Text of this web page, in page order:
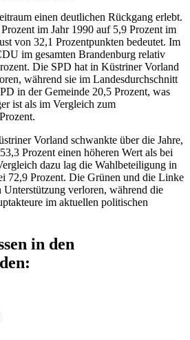
einen deutlichen Rückgang erlebt.
im Jahr 1990 auf 5,9 Prozent im
von 32,1 Prozentpunkten bedeutet. Im
im gesamten Brandenburg relativ
Die SPD hat in Küstriner Vorland
während sie im Landesdurchschnitt
in der Gemeinde 20,5 Prozent, was
ist als im Vergleich zum
Vorland schwankte über die Jahre,
Prozent einen höheren Wert als bei
dazu lag die Wahlbeteiligung in
72,9 Prozent. Die Grünen und die Linke
Unterstützung verloren, während die
im aktuellen politischen
in den